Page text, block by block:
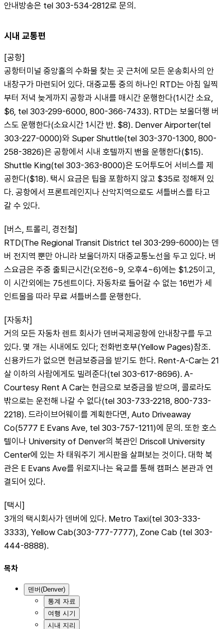
안내방송은 tel 303-534-2812로 문의.
시내 교통편
[공항]
공항터미널 중앙홀의 수화물 찾는 곳 근처에 모든 운송회사의 안
내창구가 마련되어 있다. 대중교통 중의 하나인 RTD는 아침 일찍
부터 저녁 늦게까지 공항과 시내를 매시간 운행한다(1시간 소요,
$6, tel 303-299-6000, 800-366-7433). RTD는 보울더행 버
스도 운행한다(소요시간 1시간 반. $8). Denver Airporter(tel
303-227-0000)와 Super Shuttle(tel 303-370-1300, 800-
258-3826)은 공항에서 시내 호텔까지 밴을 운행한다($15).
Shuttle King(tel 303-363-8000)은 도어투도어 서비스를 제
공한다($18). 택시 요금은 팁을 포함하지 않고 $35로 정해져 있
다. 공항에서 프론트레인지나 산악지역으로도 셔틀버스를 타고
갈 수 있다.
[버스, 트롤리, 경전철]
RTD(The Regional Transit District tel 303-299-6000)는 덴
버 전지역 뿐만 아니라 보울더까지 대중교통노선을 두고 있다. 버
스요금은 주중 출퇴근시간(오전6~9, 오후4~6)에는 $1.25이고,
이 시간외에는 75센트이다. 자동차로 들어갈 수 없는 16번가 세
인트몰을 따라 무료 셔틀버스를 운행한다.
[자동차]
거의 모든 자동차 렌트 회사가 덴버국제공항에 안내창구를 두고
있다. 몇 개는 시내에도 있다; 전화번호부(Yellow Pages)참조.
신용카드가 없으면 현금보증금을 받기도 한다. Rent-A-Car는 21
살 이하의 사람에게도 빌려준다(tel 303-617-8696). A-
Courtesy Rent A Car는 현금으로 보증금을 받으며, 콜로라도
밖으로는 운전해 나갈 수 없다(tel 303-733-2218, 800-733-
2218). 드라이브어웨이를 계획한다면, Auto Driveaway
Co(5777 E Evans Ave, tel 303-757-1211)에 문의. 또한 호스
텔이나 University of Denver의 북관인 Driscoll University
Center에 있는 차 태워주기 게시판을 살펴보는 것이다. 대학 북
관은 E Evans Ave를 위로지나는 육교를 통해 캠퍼스 본관과 연
결되어 있다.
[택시]
3개의 택시회사가 덴버에 있다. Metro Taxi(tel 303-333-
3333), Yellow Cab(303-777-7777), Zone Cab (tel 303-
444-8888).
목차
덴버(Denver)
통계 자료
여행 시기
시내 지리